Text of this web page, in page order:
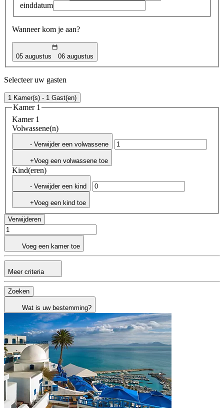
einddatum
Wanneer kom je aan?
05 augustus 06 augustus
Selecteer uw gasten
1 Kamer(s) - 1 Gast(en)
Kamer 1
Kamer 1
Volwassene(n)
- Verwijder een volwassene
+Voeg een volwassene toe
Kind(eren)
- Verwijder een kind
+Voeg een kind toe
Verwijderen
Voeg een kamer toe
Meer criteria
Zoeken
Wat is uw bestemming?